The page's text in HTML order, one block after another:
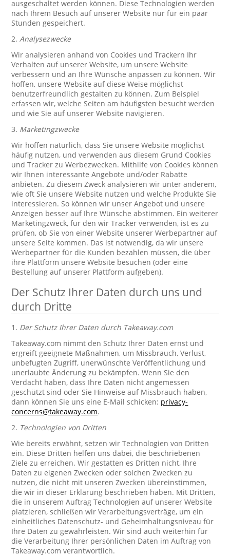
ausgeschaltet werden können. Diese Technologien werden
nach Ihrem Besuch auf unserer Website nur für ein paar
Stunden gespeichert.
2.Analysezwecke
Wir analysieren anhand von Cookies und Trackern Ihr
Verhalten auf unserer Website, um unsere Website
verbessern und an Ihre Wünsche anpassen zu können. Wir
hoffen, unsere Website auf diese Weise möglichst
benutzerfreundlich gestalten zu können. Zum Beispiel
erfassen wir, welche Seiten am häufigsten besucht werden
und wie Sie auf unserer Website navigieren.
3. Marketingzwecke
Wir hoffen natürlich, dass Sie unsere Website möglichst
häufig nutzen, und verwenden aus diesem Grund Cookies
und Tracker zu Werbezwecken. Mithilfe von Cookies können
wir Ihnen interessante Angebote und/oder Rabatte
anbieten. Zu diesem Zweck analysieren wir unter anderem,
wie oft Sie unsere Website nutzen und welche Produkte Sie
interessieren. So können wir unser Angebot und unsere
Anzeigen besser auf Ihre Wünsche abstimmen. Ein weiterer
Marketingzweck, für den wir Tracker verwenden, ist es zu
prüfen, ob Sie von einer Website unserer Werbepartner auf
unsere Seite kommen. Das ist notwendig, da wir unsere
Werbepartner für die Kunden bezahlen müssen, die über
ihre Plattform unsere Website besuchen (oder eine
Bestellung auf unserer Plattform aufgeben).
Der Schutz Ihrer Daten durch uns und
durch Dritte
1. Der Schutz Ihrer Daten durch Takeaway.com
Takeaway.com nimmt den Schutz Ihrer Daten ernst und
ergreift geeignete Maßnahmen, um Missbrauch, Verlust,
unbefugten Zugriff, unerwünschte Veröffentlichung und
unerlaubte Änderung zu bekämpfen. Wenn Sie den
Verdacht haben, dass Ihre Daten nicht angemessen
geschützt sind oder Sie Hinweise auf Missbrauch haben,
dann können Sie uns eine E-Mail schicken: privacy-
concerns@takeaway.com.
2. Technologien von Dritten
Wie bereits erwähnt, setzen wir Technologien von Dritten
ein. Diese Dritten helfen uns dabei, die beschriebenen
Ziele zu erreichen. Wir gestatten es Dritten nicht, Ihre
Daten zu eigenen Zwecken oder solchen Zwecken zu
nutzen, die nicht mit unseren Zwecken übereinstimmen,
die wir in dieser Erklärung beschrieben haben. Mit Dritten,
die in unserem Auftrag Technologien auf unserer Website
platzieren, schließen wir Verarbeitungsverträge, um ein
einheitliches Datenschutz- und Geheimhaltungsniveau für
Ihre Daten zu gewährleisten. Wir sind auch weiterhin für
die Verarbeitung Ihrer persönlichen Daten im Auftrag von
Takeaway.com verantwortlich.